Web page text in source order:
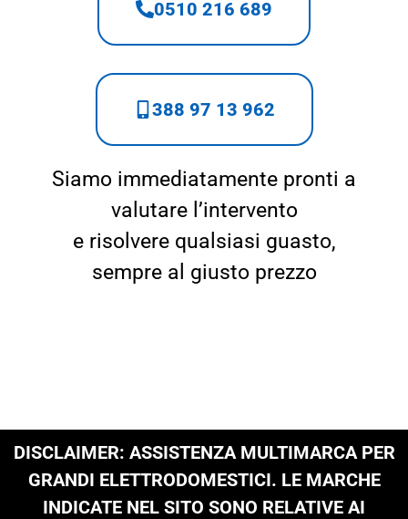
0510 216 689
388 97 13 962
Siamo immediatamente pronti a
valutare l’intervento
e risolvere qualsiasi guasto,
sempre al giusto prezzo
DISCLAIMER: ASSISTENZA MULTIMARCA PER
GRANDI ELETTRODOMESTICI. LE MARCHE
INDICATE NEL SITO SONO RELATIVE AI